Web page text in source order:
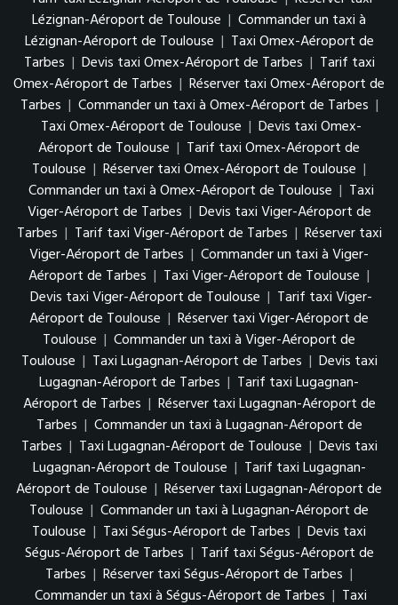
Lézignan-Aéroport de Toulouse | Commander un taxi à
Lézignan-Aéroport de Toulouse | Taxi Omex-Aéroport de
Tarbes | Devis taxi Omex-Aéroport de Tarbes | Tarif taxi
Omex-Aéroport de Tarbes | Réserver taxi Omex-Aéroport de
Tarbes | Commander un taxi à Omex-Aéroport de Tarbes |
Taxi Omex-Aéroport de Toulouse | Devis taxi Omex-
Aéroport de Toulouse | Tarif taxi Omex-Aéroport de
Toulouse | Réserver taxi Omex-Aéroport de Toulouse |
Commander un taxi à Omex-Aéroport de Toulouse | Taxi
Viger-Aéroport de Tarbes | Devis taxi Viger-Aéroport de
Tarbes | Tarif taxi Viger-Aéroport de Tarbes | Réserver taxi
Viger-Aéroport de Tarbes | Commander un taxi à Viger-
Aéroport de Tarbes | Taxi Viger-Aéroport de Toulouse |
Devis taxi Viger-Aéroport de Toulouse | Tarif taxi Viger-
Aéroport de Toulouse | Réserver taxi Viger-Aéroport de
Toulouse | Commander un taxi à Viger-Aéroport de
Toulouse | Taxi Lugagnan-Aéroport de Tarbes | Devis taxi
Lugagnan-Aéroport de Tarbes | Tarif taxi Lugagnan-
Aéroport de Tarbes | Réserver taxi Lugagnan-Aéroport de
Tarbes | Commander un taxi à Lugagnan-Aéroport de
Tarbes | Taxi Lugagnan-Aéroport de Toulouse | Devis taxi
Lugagnan-Aéroport de Toulouse | Tarif taxi Lugagnan-
Aéroport de Toulouse | Réserver taxi Lugagnan-Aéroport de
Toulouse | Commander un taxi à Lugagnan-Aéroport de
Toulouse | Taxi Ségus-Aéroport de Tarbes | Devis taxi
Ségus-Aéroport de Tarbes | Tarif taxi Ségus-Aéroport de
Tarbes | Réserver taxi Ségus-Aéroport de Tarbes |
Commander un taxi à Ségus-Aéroport de Tarbes | Taxi